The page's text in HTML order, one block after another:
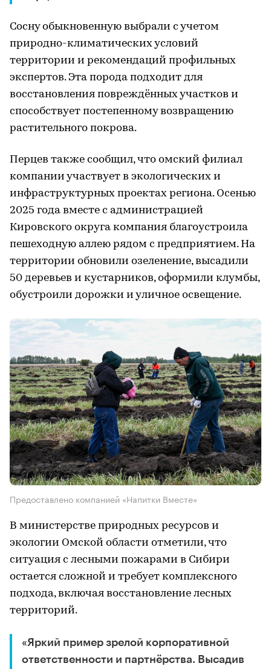
Сосну обыкновенную выбрали с учетом
природно-климатических условий
территории и рекомендаций профильных
экспертов. Эта порода подходит для
восстановления повреждённых участков и
способствует постепенному возвращению
растительного покрова.
Перцев также сообщил, что омский филиал
компании участвует в экологических и
инфраструктурных проектах региона. Осенью
2025 года вместе с администрацией
Кировского округа компания благоустроила
пешеходную аллею рядом с предприятием. На
территории обновили озеленение, высадили
50 деревьев и кустарников, оформили клумбы,
обустроили дорожки и уличное освещение.
Предоставлено компанией «Напитки Вместе»
В министерстве природных ресурсов и
экологии Омской области отметили, что
ситуация с лесными пожарами в Сибири
остается сложной и требует комплексного
подхода, включая восстановление лесных
территорий.
«Яркий пример зрелой корпоративной
ответственности и партнёрства. Высадив